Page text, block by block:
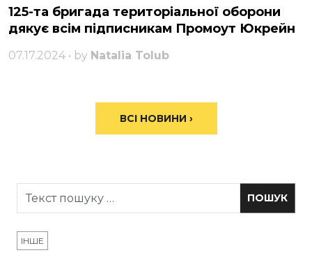
125-та бригада територіальної оборони
дякує всім підписникам Промоут Юкрейн
07.17.2024 • by Natalia Tolub
ВСІ НОВИНИ ›
ІНШЕ